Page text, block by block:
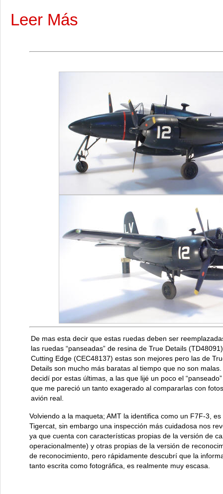
Leer Más
De mas esta decir que estas ruedas deben ser
las ruedas “panseadas” de resina de True Details
Cutting Edge (CEC48137) estas son mejores pero las de
Details son mucho más baratas al tiempo que no son malas.
decidí por estas últimas, a las que lijé un poco el
que me pareció un tanto exagerado al compararlas con
avión real.
Volviendo a la maqueta; AMT la identifica como un F7F-3,
Tigercat, sin embargo una inspección más cuidadosa nos
ya que cuenta con características propias de la versión de
operacionalmente) y otras propias de la versión de
de reconocimiento, pero rápidamente descubrí que la
tanto escrita como fotográfica, es realmente muy escasa.